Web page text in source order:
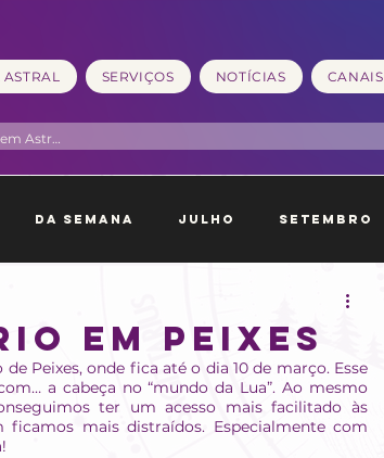
ASTRAL SERVIÇOS NOTÍCIAS CANAIS
Da Semana Julho Setembro
em Peixes
Peixes, onde fica até o dia 10 de março. Esse
a cabeça no “mundo da Lua”. Ao mesmo
ter um acesso mais facilitado às
mais distraídos. Especialmente com